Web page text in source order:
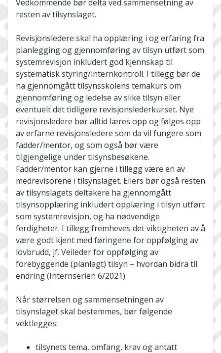
Vedkommende bør delta ved sammensetning av
resten av tilsynslaget.
Revisjonsledere skal ha opplæring i og erfaring fra
planlegging og gjennomføring av tilsyn utført som
systemrevisjon inkludert god kjennskap til
systematisk styring/internkontroll. I tillegg bør de
ha gjennomgått tilsynsskolens temakurs om
gjennomføring og ledelse av slike tilsyn eller
eventuelt det tidligere revisjonslederkurset. Nye
revisjonsledere bør alltid læres opp og følges opp
av erfarne revisjonsledere som da vil fungere som
fadder/mentor, og som også bør være
tilgjengelige under tilsynsbesøkene.
Fadder/mentor kan gjerne i tillegg være en av
medrevisorene i tilsynslaget. Ellers bør også resten
av tilsynslagets deltakere ha gjennomgått
tilsynsopplæring inkludert opplæring i tilsyn utført
som systemrevisjon, og ha nødvendige
ferdigheter. I tillegg fremheves det viktigheten av å
være godt kjent med føringene for oppfølging av
lovbrudd, jf. Veileder for oppfølging av
forebyggende (planlagt) tilsyn – hvordan bidra til
endring (Internserien 6/2021).
Når størrelsen og sammensetningen av
tilsynslaget skal bestemmes, bør følgende
vektlegges:
tilsynets tema, omfang, krav og antatt